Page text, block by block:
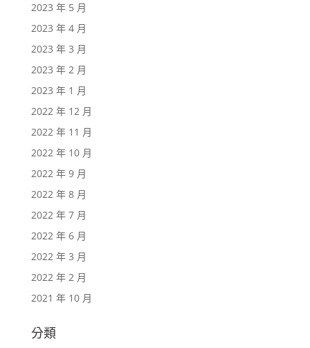
2023 年 5 月
2023 年 4 月
2023 年 3 月
2023 年 2 月
2023 年 1 月
2022 年 12 月
2022 年 11 月
2022 年 10 月
2022 年 9 月
2022 年 8 月
2022 年 7 月
2022 年 6 月
2022 年 3 月
2022 年 2 月
2021 年 10 月
分類